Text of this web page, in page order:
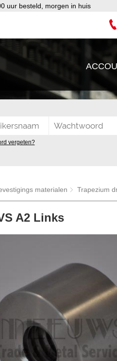
uur besteld, morgen in huis
vergeten?
materialen Trapezium
A2 Links